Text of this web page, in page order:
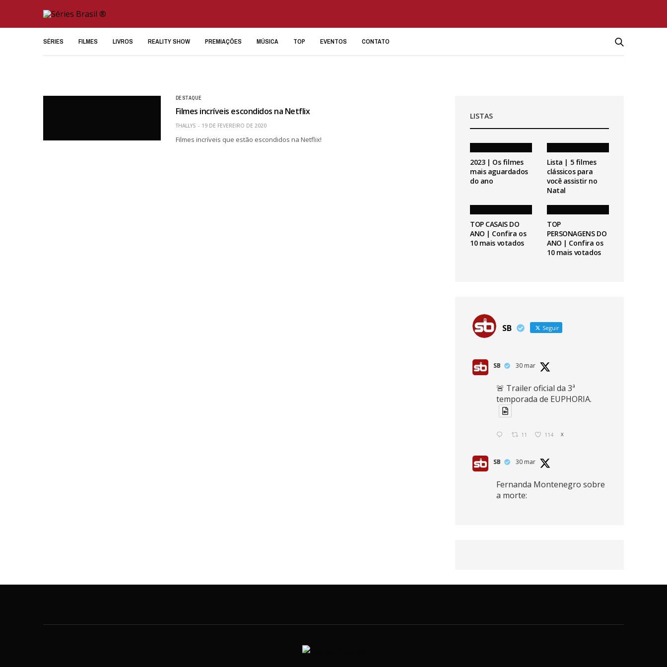
SÉRIES FILMES LIVROS REALITY SHOW PREMIAÇÕES MÚSICA TOP EVENTOS CONTATO
DESTAQUE
Filmes incríveis escondidos na Netflix
THALLYS 19 DE FEVEREIRO DE 2020
Filmes incríveis que estão escondidos na Netflix!
LISTAS
2023 | Os filmes
mais aguardados
do ano
Lista | 5 filmes
clássicos para
você assistir no
Natal
TOP CASAIS DO
ANO | Confira os
10 mais votados
TOP
PERSONAGENS DO
ANO | Confira os
10 mais votados
SB Seguir
SB 30 mar
🚨 Trailer oficial da 3ª
temporada de EUPHORIA.
11 114 X
SB 30 mar
Fernanda Montenegro sobre
a morte:
SB 30 mar